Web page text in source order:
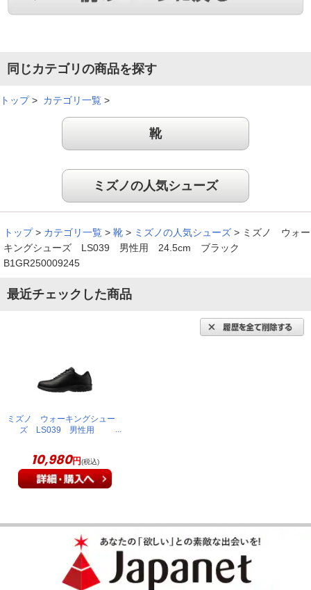
同じカテゴリの商品を探す
トップ> カテゴリ一覧 >
靴
ミズノの人気シューズ
トップ > カテゴリ一覧 > 靴 > ミズノの人気シューズ > ミズノ ウォー
キングシューズ LS039 男性用 24.5cm ブラック
B1GR250009245
最近チェックした商品
ミズノ ウォーキングシュー
ズ LS039 男性用
B1GR250009245
10,980円(税込)